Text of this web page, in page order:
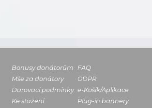
Bonusy donátorům
Mše za donátory
Darovací podmínky
Ke stažení
FAQ
GDPR
e-Košík/Aplikace
Plug-in bannery